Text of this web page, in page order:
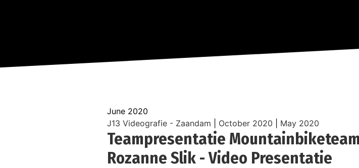
June 2020
J13 Videografie - Zaandam
October 2020 May 2020
Teampresentatie
Rozanne Slik - Video Presentatie